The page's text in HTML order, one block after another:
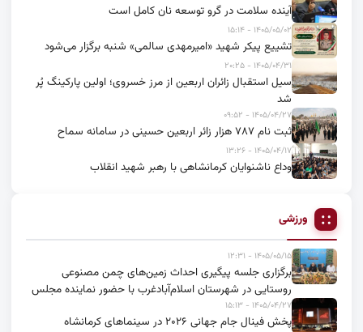
آینده سلامت در گرو توسعه نان کامل است
۱۴۰۵/۰۵/۰۲ - ۱۵:۱۴
تشییع پیکر شهید «امیرمهدی سالمی» شنبه برگزار می‌شود
۱۴۰۵/۰۴/۳۱ - ۲۰:۲۵
سیل استقبال زائران اربعین از مرز خسروی؛ اولین پارکینگ پُر
شد
۱۴۰۵/۰۴/۲۷ - ۰۹:۵۲
ثبت نام ۷۸۷ هزار زائر اربعین حسینی در سامانه سماح
۱۴۰۵/۰۴/۱۷ - ۱۳:۲۶
وداع ناشنوایان کرمانشاهی با رهبر شهید انقلاب
ورزشی
۱۴۰۵/۰۵/۱۵ - ۱۲:۳۱
برگزاری جلسه پیگیری احداث زمین‌های چمن مصنوعی
روستایی در شهرستان اسلام‌آبادغرب با حضور نماینده مجلس
۱۴۰۵/۰۴/۲۷ - ۱۵:۱۳
پخش فینال جام جهانی ۲۰۲۶ در سینماهای کرمانشاه